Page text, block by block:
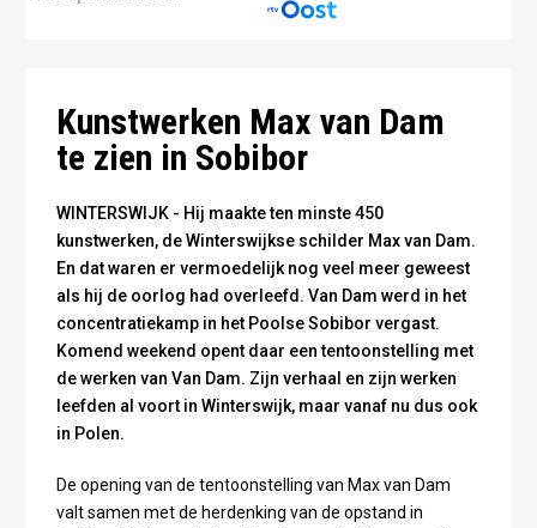
Kunstwerken Max van Dam
te zien in Sobibor
WINTERSWIJK - Hij maakte ten minste 450
kunstwerken, de Winterswijkse schilder Max van Dam.
En dat waren er vermoedelijk nog veel meer geweest
als hij de oorlog had overleefd. Van Dam werd in het
concentratiekamp in het Poolse Sobibor vergast.
Komend weekend opent daar een tentoonstelling met
de werken van Van Dam. Zijn verhaal en zijn werken
leefden al voort in Winterswijk, maar vanaf nu dus ook
in Polen.
De opening van de tentoonstelling van Max van Dam
valt samen met de herdenking van de opstand in